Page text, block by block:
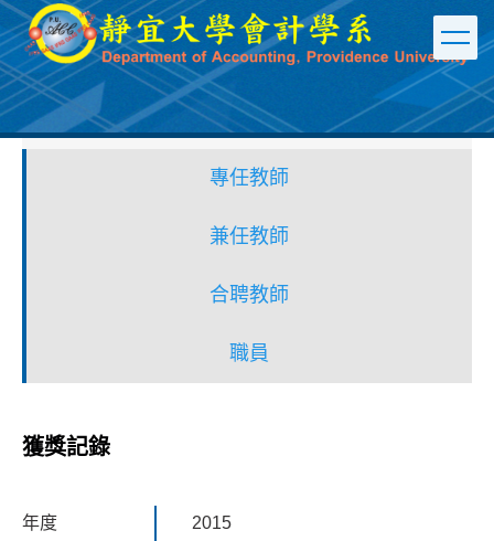
跳
到
主
要
內
容
區
專任教師
兼任教師
合聘教師
職員
獲獎記錄
年度
2015